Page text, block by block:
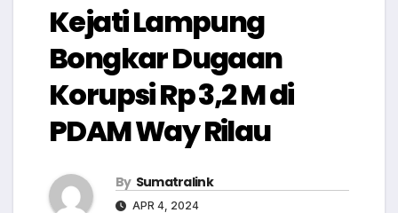
Kejati Lampung
Bongkar Dugaan
Korupsi Rp 3,2 M di
PDAM Way Rilau
By Sumatralink
APR 4, 2024